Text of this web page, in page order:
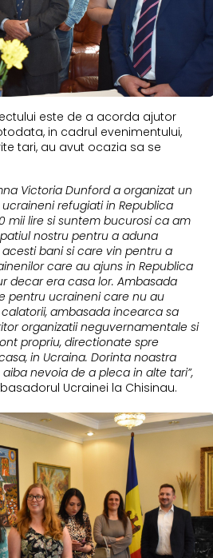
este de a acorda ajutor
in cadrul evenimentului,
tari, au avut ocazia sa se
Victoria Dunford a organizat un
refugiati in Republica
mii lire si suntem bucurosi ca am
nostru pentru a aduna
bani si care vin pentru a
care au ajuns in Republica
decar era casa lor. Ambasada
pentru ucraineni care nu au
ambasada incearca sa
organizatii neguvernamentale si
propriu, directionate spre
in Ucraina. Dorinta noastra
nevoia de a pleca in alte tari”,
Ucrainei la Chisinau.